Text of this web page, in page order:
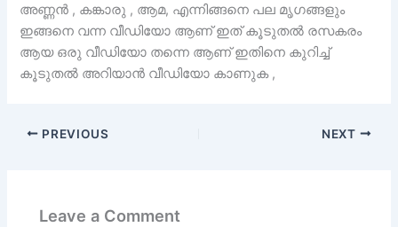
അണ്ണൻ , കങ്കാരു , ആമ, എന്നിങ്ങനെ പല മൃഗങ്ങളും
ഇങ്ങനെ വന്ന വീഡിയോ ആണ് ഇത് കൂടുതൽ രസകരം
ആയ ഒരു വീഡിയോ തന്നെ ആണ് ഇതിനെ കുറിച്ച്
കൂടുതൽ അറിയാൻ വീഡിയോ കാണുക ,
PREVIOUS NEXT
Leave a Comment